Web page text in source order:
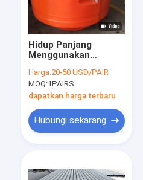
Hidup Panjang
Menggunakan
Floater Dengan
Resistensi Dampak
Orange Warna
Buoyancy > 150N
Harga:20-50 USD/PAIR
MOQ:1PAIRS
dapatkan harga terbaru
Hubungi sekarang